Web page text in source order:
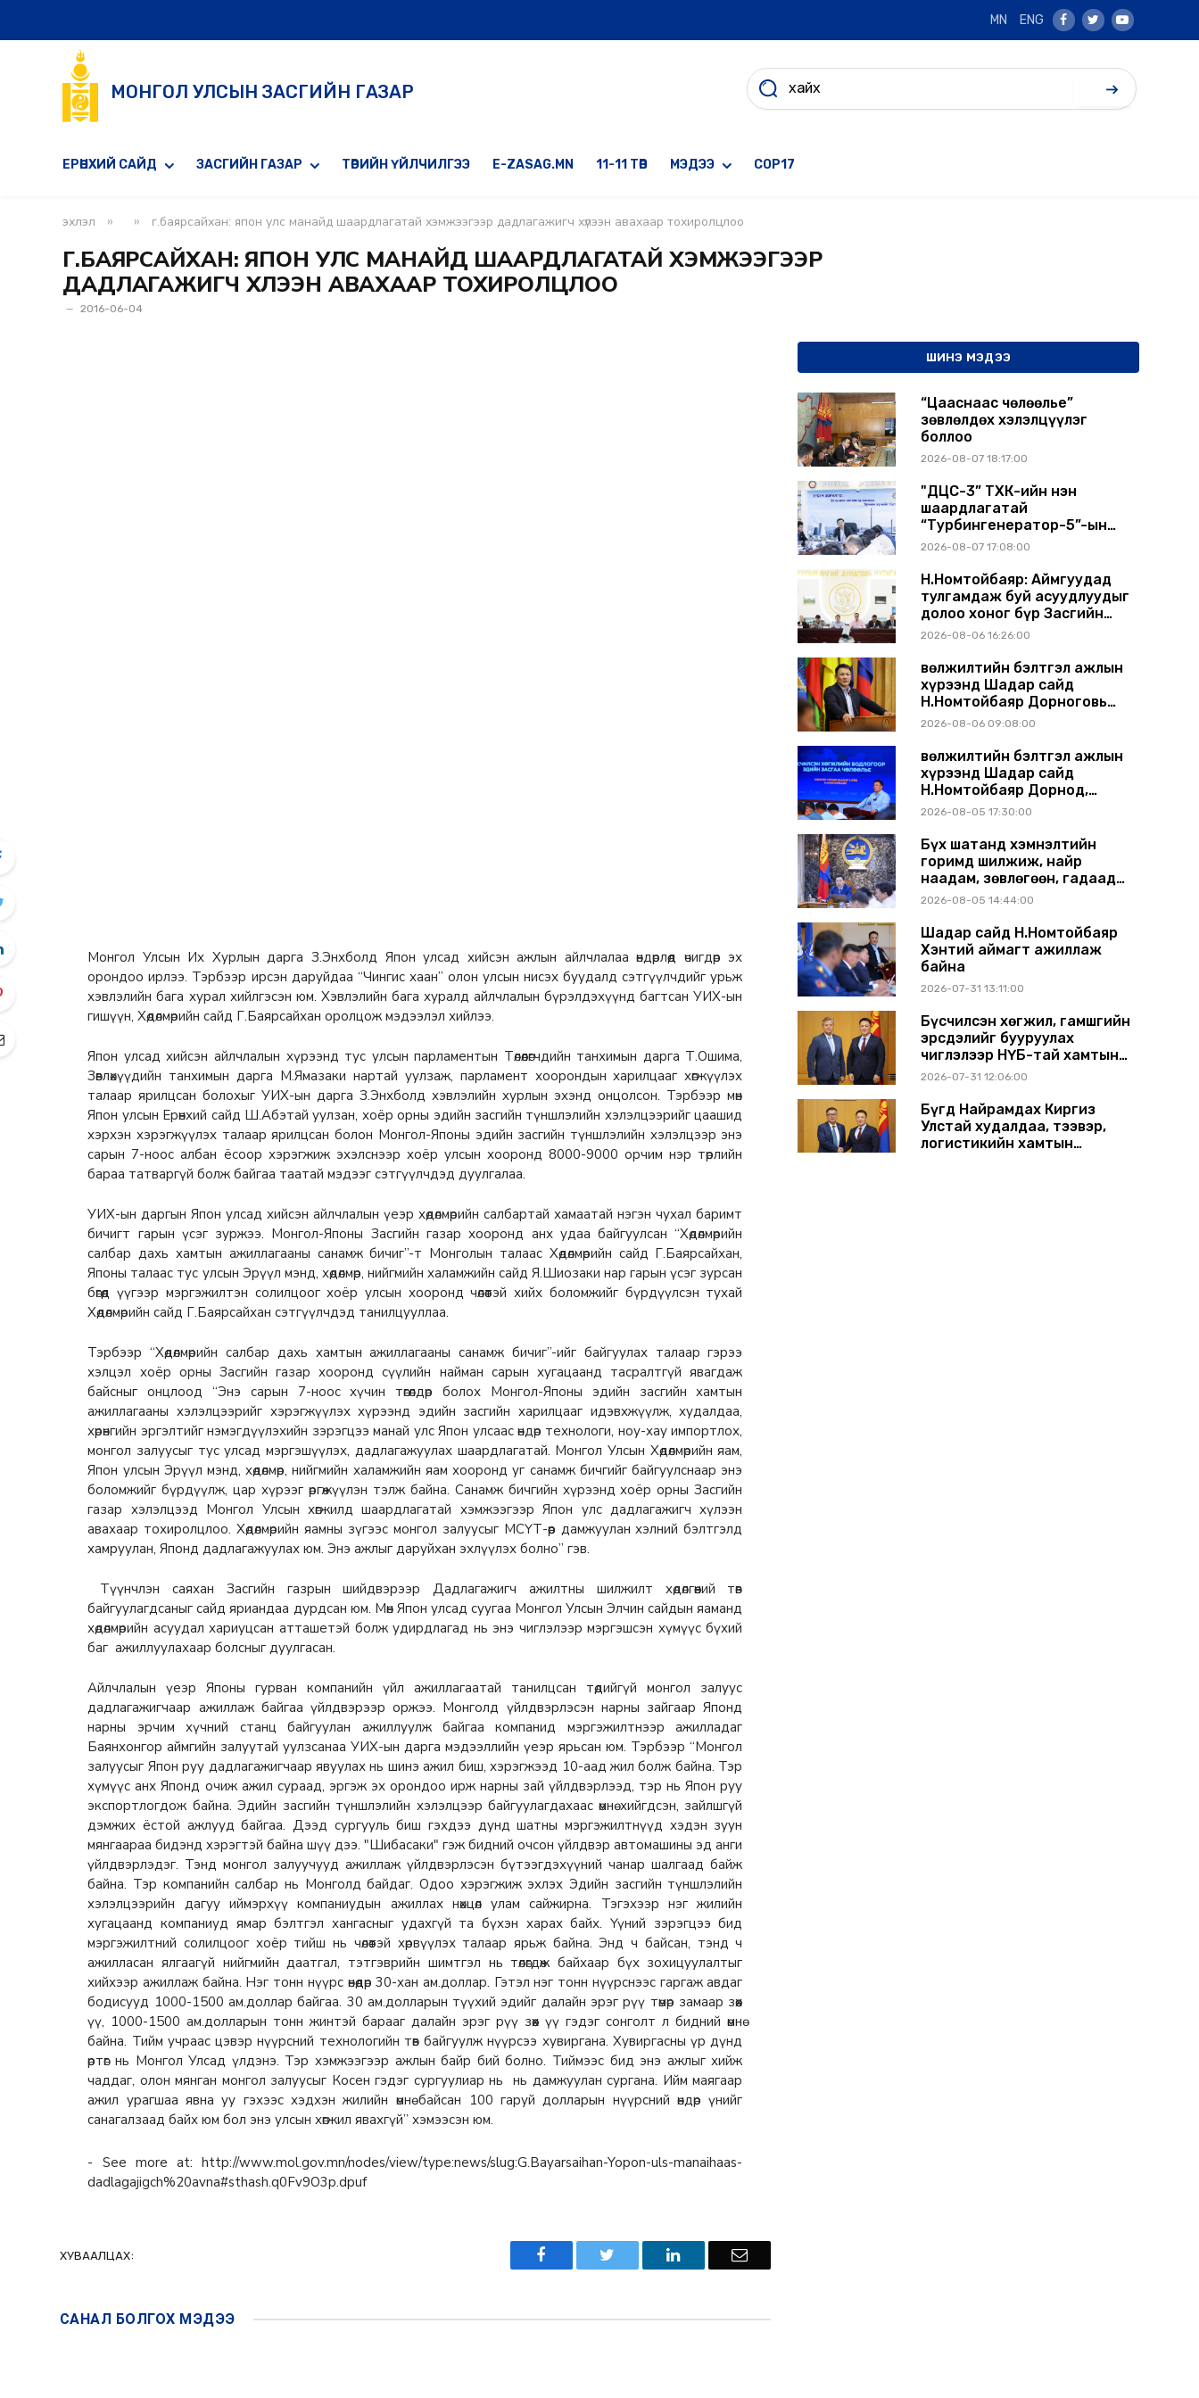
MN ENG
Facebook
TwitterYoutube
МОНГОЛ УЛСЫН ЗАСГИЙН ГАЗАР
ЕРӨНХИЙ САЙД ЗАСГИЙН ГАЗАР ТӨРИЙН ҮЙЛЧИЛГЭЭ E-ZASAG.MN 11-11 ТӨВ МЭДЭЭ COP17
эхлэл » » г.баярсайхан: япон улс манайд шаардлагатай хэмжээгээр дадлагажигч хүлээн авахаар тохиролцлоо
Г.БАЯРСАЙХАН: ЯПОН УЛС МАНАЙД ШААРДЛАГАТАЙ ХЭМЖЭЭГЭЭР
ДАДЛАГАЖИГЧ ХҮЛЭЭН АВАХААР ТОХИРОЛЦЛОО
2016-06-04
Монгол Улсын Их Хурлын дарга З.Энхболд Япон улсад хийсэн ажлын айлчлалаа өндөрлөөд өчигдөр эх
орондоо ирлээ. Тэрбээр ирсэн даруйдаа “Чингис хаан” олон улсын нисэх буудалд сэтгүүлчдийг урьж
хэвлэлийн бага хурал хийлгэсэн юм. Хэвлэлийн бага хуралд айлчлалын бүрэлдэхүүнд багтсан УИХ-ын
гишүүн, Хөдөлмөрийн сайд Г.Баярсайхан оролцож мэдээлэл хийлээ.
Япон улсад хийсэн айлчлалын хүрээнд тус улсын парламентын Төлөөлөгчдийн танхимын дарга Т.Ошима,
Зөвлөхүүдийн танхимын дарга M.Ямазаки нартай уулзаж, парламент хоорондын харилцааг хөгжүүлэх
талаар ярилцсан болохыг УИХ-ын дарга З.Энхболд хэвлэлийн хурлын эхэнд онцолсон. Тэрбээр мөн
Япон улсын Ерөнхий сайд Ш.Абэтай уулзан, хоёр орны эдийн засгийн түншлэлийн хэлэлцээрийг цаашид
хэрхэн хэрэгжүүлэх талаар ярилцсан болон Монгол-Японы эдийн засгийн түншлэлийн хэлэлцээр энэ
сарын 7-ноос албан ёсоор хэрэгжиж эхэлснээр хоёр улсын хооронд 8000-9000 орчим нэр төрлийн
бараа татваргүй болж байгаа таатай мэдээг сэтгүүлчдэд дуулгалаа.
УИХ-ын даргын Япон улсад хийсэн айлчлалын үеэр хөдөлмөрийн салбартай хамаатай нэгэн чухал баримт
бичигт гарын үсэг зуржээ. Монгол-Японы Засгийн газар хооронд анх удаа байгуулсан “Хөдөлмөрийн
салбар дахь хамтын ажиллагааны санамж бичиг”-т Монголын талаас Хөдөлмөрийн сайд Г.Баярсайхан,
Японы талаас тус улсын Эрүүл мэнд, хөдөлмөр, нийгмийн халамжийн сайд Я.Шиозаки нар гарын үсэг зурсан
бөгөөд үүгээр мэргэжилтэн солилцоог хоёр улсын хооронд чөлөөтэй хийх боломжийг бүрдүүлсэн тухай
Хөдөлмөрийн сайд Г.Баярсайхан сэтгүүлчдэд танилцууллаа.
Тэрбээр “Хөдөлмөрийн салбар дахь хамтын ажиллагааны санамж бичиг”-ийг байгуулах талаар гэрээ
хэлцэл хоёр орны Засгийн газар хооронд сүүлийн найман сарын хугацаанд тасралтгүй явагдаж
байсныг онцлоод “Энэ сарын 7-ноос хүчин төгөлдөр болох Монгол-Японы эдийн засгийн хамтын
ажиллагааны хэлэлцээрийг хэрэгжүүлэх хүрээнд эдийн засгийн харилцааг идэвхжүүлж, худалдаа,
хөрөнгийн эргэлтийг нэмэгдүүлэхийн зэрэгцээ манай улс Япон улсаас өндөр технологи, ноу-хау импортлох,
монгол залуусыг тус улсад мэргэшүүлэх, дадлагажуулах шаардлагатай. Монгол Улсын Хөдөлмөрийн яам,
Япон улсын Эрүүл мэнд, хөдөлмөр, нийгмийн халамжийн яам хооронд уг санамж бичгийг байгуулснаар энэ
боломжийг бүрдүүлж, цар хүрээг өргөжүүлэн тэлж байна. Санамж бичгийн хүрээнд хоёр орны Засгийн
газар хэлэлцээд Монгол Улсын хөгжилд шаардлагатай хэмжээгээр Япон улс дадлагажигч хүлээн
авахаар тохиролцлоо. Хөдөлмөрийн яамны зүгээс монгол залуусыг МСҮТ-өөр дамжуулан хэлний бэлтгэлд
хамруулан, Японд дадлагажуулах юм. Энэ ажлыг даруйхан эхлүүлэх болно” гэв.
Түүнчлэн саяхан Засгийн газрын шийдвэрээр Дадлагажигч ажилтны шилжилт хөдөлгөөний төв
байгуулагдсаныг сайд яриандаа дурдсан юм. Мөн Япон улсад суугаа Монгол Улсын Элчин сайдын яаманд
хөдөлмөрийн асуудал хариуцсан атташетэй болж удирдлагад нь энэ чиглэлээр мэргэшсэн хүмүүс бүхий
баг ажиллуулахаар болсныг дуулгасан.
Айлчлалын үеэр Японы гурван компанийн үйл ажиллагаатай танилцсан төдийгүй монгол залуус
дадлагажигчаар ажиллаж байгаа үйлдвэрээр оржээ. Монголд үйлдвэрлэсэн нарны зайгаар Японд
нарны эрчим хүчний станц байгуулан ажиллуулж байгаа компанид мэргэжилтнээр ажилладаг
Баянхонгор аймгийн залуутай уулзсанаа УИХ-ын дарга мэдээллийн үеэр ярьсан юм. Тэрбээр “Монгол
залуусыг Япон руу дадлагажигчаар явуулах нь шинэ ажил биш, хэрэгжээд 10-аад жил болж байна. Тэр
хүмүүс анх Японд очиж ажил сураад, эргэж эх орондоо ирж нарны зай үйлдвэрлээд, тэр нь Япон руу
экспортлогдож байна. Эдийн засгийн түншлэлийн хэлэлцээр байгуулагдахаас өмнө хийгдсэн, зайлшгүй
дэмжих ёстой ажлууд байгаа. Дээд сургууль биш гэхдээ дунд шатны мэргэжилтнүүд хэдэн зуун
мянгаараа бидэнд хэрэгтэй байна шүү дээ. "Шибасаки" гэж бидний очсон үйлдвэр автомашины эд анги
үйлдвэрлэдэг. Тэнд монгол залуучууд ажиллаж үйлдвэрлэсэн бүтээгдэхүүний чанар шалгаад байж
байна. Тэр компанийн салбар нь Монголд байдаг. Одоо хэрэгжиж эхлэх Эдийн засгийн түншлэлийн
хэлэлцээрийн дагуу иймэрхүү компаниудын ажиллах нөхцөл улам сайжирна. Тэгэхээр нэг жилийн
хугацаанд компаниуд ямар бэлтгэл хангасныг удахгүй та бүхэн харах байх. Үүний зэрэгцээ бид
мэргэжилтний солилцоог хоёр тийш нь чөлөөтэй хөрвүүлэх талаар ярьж байна. Энд ч байсан, тэнд ч
ажилласан ялгаагүй нийгмийн даатгал, тэтгэврийн шимтгэл нь төлөгдөж байхаар бүх зохицуулалтыг
хийхээр ажиллаж байна. Нэг тонн нүүрс өнөөдөр 30-хан ам.доллар. Гэтэл нэг тонн нүүрснээс гаргаж авдаг
бодисууд 1000-1500 ам.доллар байгаа. 30 ам.долларын түүхий эдийг далайн эрэг рүү төмөр замаар зөөх
үү, 1000-1500 ам.долларын тонн жинтэй барааг далайн эрэг рүү зөөх үү гэдэг сонголт л бидний өмнө
байна. Тийм учраас цэвэр нүүрсний технологийн төв байгуулж нүүрсээ хувиргана. Хувиргасны үр дүнд
өртөг нь Монгол Улсад үлдэнэ. Тэр хэмжээгээр ажлын байр бий болно. Тиймээс бид энэ ажлыг хийж
чаддаг, олон мянган монгол залуусыг Косен гэдэг сургуулиар нь нь дамжуулан сургана. Ийм маягаар
ажил урагшаа явна уу гэхээс хэдхэн жилийн өмнө байсан 100 гаруй долларын нүүрсний өндөр үнийг
санагалзаад байх юм бол энэ улсын хөгжил явахгүй” хэмээсэн юм.
- See more at: http://www.mol.gov.mn/nodes/view/type:news/slug:G.Bayarsaihan-Yopon-uls-manaihaas-
dadlagajigch%20avna#sthash.q0Fv9O3p.dpuf
ХУВААЛЦАХ:
САНАЛ БОЛГОХ МЭДЭЭ
ШИНЭ МЭДЭЭ
“Цааснаас чөлөөлье”
зөвлөлдөх хэлэлцүүлэг
боллоо
2026-08-07 18:17:00
"ДЦС-3” ТӨХК-ийн нэн
шаардлагатай
“Турбингенератор-5”-ын
шинэчлэлийн төсвийг
2026-08-07 17:08:00
Н.Номтойбаяр: Аймгуудад
тулгамдаж буй асуудлуудыг
долоо хоног бүр Засгийн
газрын хуралдаанд
2026-08-06 16:26:00
Өвөлжилтийн бэлтгэл ажлын
хүрээнд Шадар сайд
Н.Номтойбаяр Дорноговь
аймагт ажиллав
2026-08-06 09:08:00
Өвөлжилтийн бэлтгэл ажлын
хүрээнд Шадар сайд
Н.Номтойбаяр Дорнод,
Сүхбаатар аймагт ажиллав
2026-08-05 17:30:00
Бүх шатанд хэмнэлтийн
горимд шилжиж, найр
наадам, зөвлөгөөн, гадаад
томилолтыг хориглолоо
2026-08-05 14:44:00
Шадар сайд Н.Номтойбаяр
Хэнтий аймагт ажиллаж
байна
2026-07-31 13:11:00
Бүсчилсэн хөгжил, гамшгийн
эрсдэлийг бууруулах
чиглэлээр НҮБ-тай хамтын
ажиллагаагаа
солилцлоо
2026-07-31 12:06:00
Бүгд Найрамдах Киргиз
Улстай худалдаа, тээвэр,
логистикийн хамтын